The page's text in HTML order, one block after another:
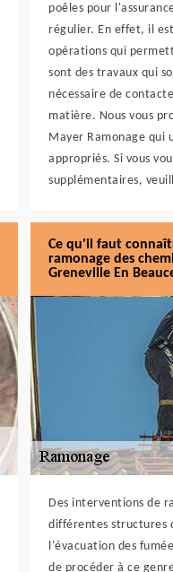
poêles pour
régulier. En effet, il
opérations qui
sont des travaux qui
nécessaire de
matière. Nous vous
Mayer Ramonage qui
appropriés. Si vous
supplémentaires,
Ce qu'il faut
ramonage des
Greneville En
Des interventions de
différentes structures
l'évacuation des
de procéder à ce